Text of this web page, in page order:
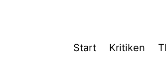
Start Kritiken